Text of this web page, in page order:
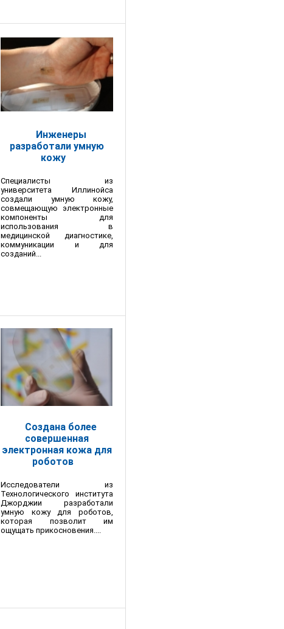
Инженеры
разработали умную
кожу
Специалисты из
университета Иллинойса
создали умную кожу,
совмещающую электронные
компоненты для
использования в
медицинской диагностике,
коммуникации и для
созданий...
Создана более
совершенная
электронная кожа для
роботов
Исследователи из
Технологического института
Джорджии разработали
умную кожу для роботов,
которая позволит им
ощущать прикосновения....